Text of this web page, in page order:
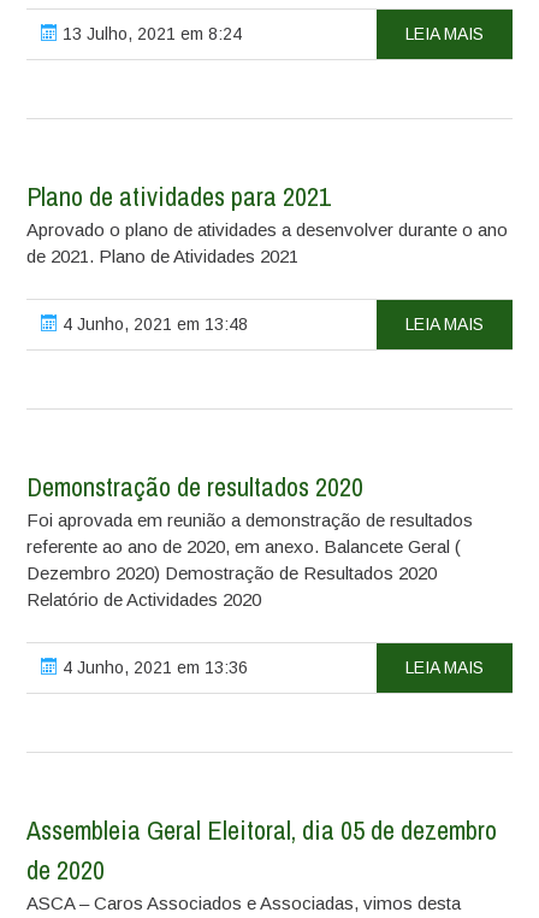
13 Julho, 2021 em 8:24 LEIA MAIS
Plano de atividades para 2021
Aprovado o plano de atividades a desenvolver durante o ano
de 2021. Plano de Atividades 2021
4 Junho, 2021 em 13:48 LEIA MAIS
Demonstração de resultados 2020
Foi aprovada em reunião a demonstração de resultados
referente ao ano de 2020, em anexo. Balancete Geral (
Dezembro 2020) Demostração de Resultados 2020
Relatório de Actividades 2020
4 Junho, 2021 em 13:36 LEIA MAIS
Assembleia Geral Eleitoral, dia 05 de dezembro
de 2020
ASCA – Caros Associados e Associadas, vimos desta